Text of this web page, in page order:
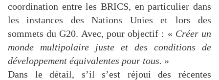
coordination entre les BRICS, en particulier dans
les instances des Nations Unies et lors des
sommets du G20. Avec, pour objectif : « Créer un
monde multipolaire juste et des conditions de
développement équivalentes pour tous. »
Dans le détail, s’il s’est réjoui des récentes